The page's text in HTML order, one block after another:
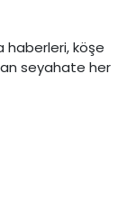
haberleri, köşe
seyahate her